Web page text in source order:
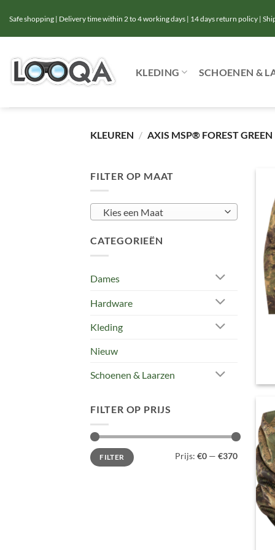
naar
inhoud
Safe shopping | Delivery time within 2 to 4 working days | 14 days return policy |
KLEDING SCHOENEN &
KLEUREN / AXIS MSP® FOREST GREEN
FILTER OP MAAT
Kies een Maat
CATEGORIEËN
Dames
Hardware
Kleding
Nieuw
Schoenen & Laarzen
FILTER OP PRIJS
Min.
prijs
Max.
prijsFILTER Prijs: €0 — €370